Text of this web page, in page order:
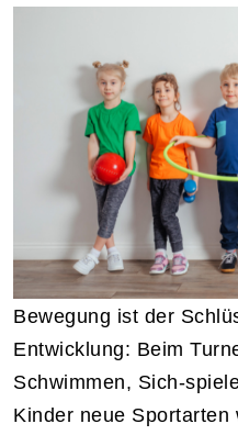
Bewegung ist der
Entwicklung: Beim
Schwimmen, Sich-
Kinder neue